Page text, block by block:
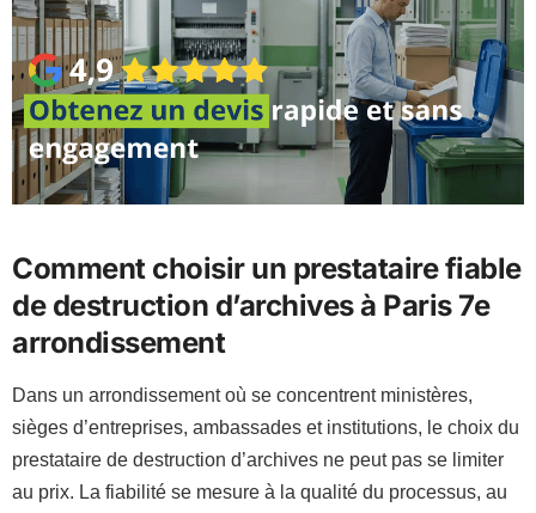
Comment choisir un prestataire fiable
de destruction d’archives à Paris 7e
arrondissement
Dans un arrondissement où se concentrent ministères,
sièges d’entreprises, ambassades et institutions, le choix du
prestataire de destruction d’archives ne peut pas se limiter
au prix. La fiabilité se mesure à la qualité du processus, au